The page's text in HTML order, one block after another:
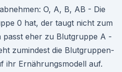
O, A, B, AB - Die
0 hat, der taugt nicht zum
passt eher zu Blutgruppe A -
zumindest die Blutgruppen-
ihr Ernährungsmodell auf.